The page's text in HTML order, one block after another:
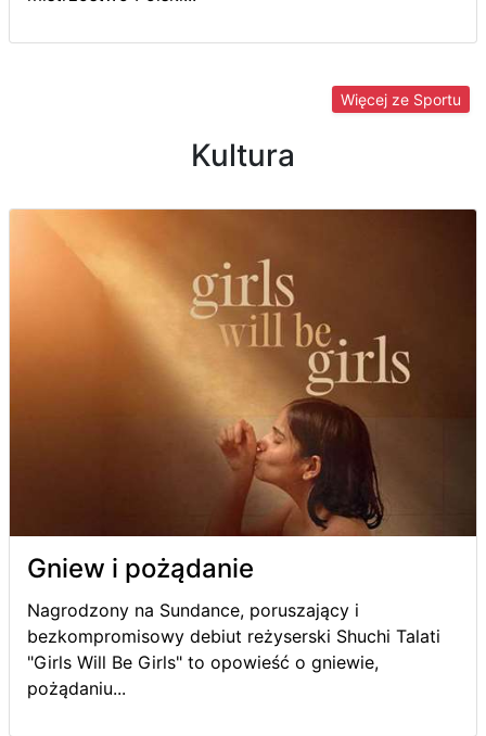
Więcej ze Sportu
Kultura
Gniew i pożądanie
Nagrodzony na Sundance, poruszający i
bezkompromisowy debiut reżyserski Shuchi Talati
"Girls Will Be Girls" to opowieść o gniewie,
pożądaniu...